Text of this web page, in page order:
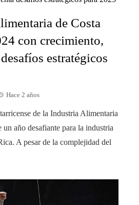
de Costa
con crecimiento,
estratégicos
Hace 2 años
de la Industria Alimentaria
año desafiante para la industria
A pesar de la complejidad del